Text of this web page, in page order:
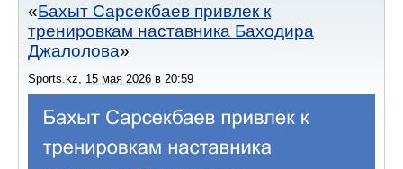
Бахыт Сарсекбаев привлек к
тренировкам наставника Баходира
Джалолова
Sports.kz 15 мая 2026 в 20:59